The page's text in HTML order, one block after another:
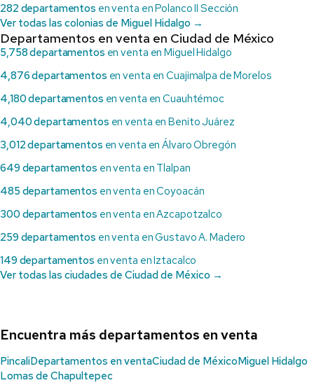
282 departamentos en venta en Polanco II Sección
Ver todas las colonias de Miguel Hidalgo →
Departamentos en venta en Ciudad de México
5,758 departamentos en venta en Miguel Hidalgo
4,876 departamentos en venta en Cuajimalpa de Morelos
4,180 departamentos en venta en Cuauhtémoc
4,040 departamentos en venta en Benito Juárez
3,012 departamentos en venta en Álvaro Obregón
649 departamentos en venta en Tlalpan
485 departamentos en venta en Coyoacán
300 departamentos en venta en Azcapotzalco
259 departamentos en venta en Gustavo A. Madero
149 departamentos en venta en Iztacalco
Ver todas las ciudades de Ciudad de México →
Encuentra más departamentos en venta
PincaliDepartamentos en ventaCiudad de MéxicoMiguel Hidalgo
Lomas de Chapultepec